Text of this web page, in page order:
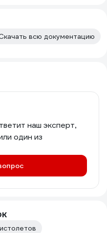
всю документацию
наш эксперт,
один из